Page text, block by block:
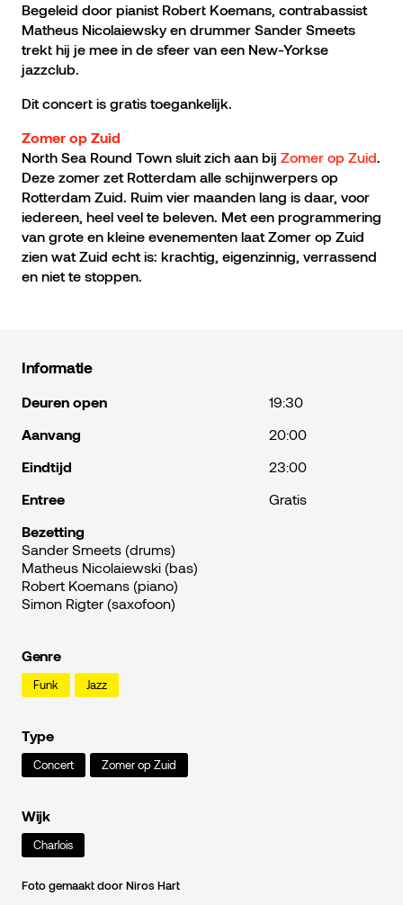
Begeleid door pianist Robert Koemans, contrabassist
Matheus Nicolaiewsky en drummer Sander Smeets
trekt hij je mee in de sfeer van een New-Yorkse
jazzclub.
Dit concert is gratis toegankelijk.
Zomer op Zuid
North Sea Round Town sluit zich aan bij Zomer op Zuid.
Deze zomer zet Rotterdam alle schijnwerpers op
Rotterdam Zuid. Ruim vier maanden lang is daar, voor
iedereen, heel veel te beleven. Met een programmering
van grote en kleine evenementen laat Zomer op Zuid
zien wat Zuid echt is: krachtig, eigenzinnig, verrassend
en niet te stoppen.
Informatie
Deuren open
19:30
Aanvang
20:00
Eindtijd
23:00
Entree
Gratis
Bezetting
Sander Smeets (drums)
Matheus Nicolaiewski (bas)
Robert Koemans (piano)
Simon Rigter (saxofoon)
Genre
Funk Jazz
Type
Concert Zomer op Zuid
Wijk
Charlois
Foto gemaakt door Niros Hart